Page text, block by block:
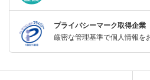
プライバシーマーク取得企業
厳密な管理基準で個人情報を